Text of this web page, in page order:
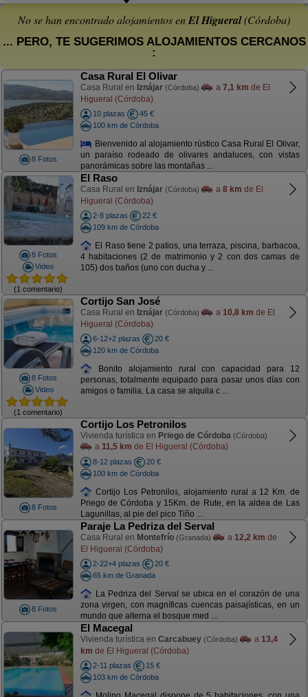
No se han encontrado alojamientos enEl Higueral(Córdoba)
... PERO, TE SUGERIMOS ALOJAMIENTOS CERCANOS
:
8 Fotos
Casa Rural El Olivar
Casa Rural en Iznájar (Córdoba) a 7,1 km de El
Higueral (Córdoba)
10 plazas
45 €
100 km de Córdoba
Bienvenido al alojamiento rústico Casa Rural El Olivar,
un paraíso rodeado de olivares andaluces, con vistas
panorámicas sobre las montañas ...
8 Fotos
Video
(1 comentario)
El Raso
Casa Rural en Iznájar (Córdoba) a 8 km de El
Higueral (Córdoba)
2-8 plazas
22 €
109 km de Córdoba
El Raso tiene 2 patios, una terraza, piscina, barbacoa,
4 habitaciones (2 de matrimonio y 2 con dos camas de
105) dos baños (uno con ducha y ...
8 Fotos
Video
(1 comentario)
Cortijo San José
Casa Rural en Iznájar (Córdoba) a 10,8 km de El
Higueral (Córdoba)
6-12+2 plazas
20 €
120 km de Córdoba
Bonito alojamiento rural con capacidad para 12
personas, totalmente equipado para pasar unos días con
amigos o familia. La casa se alquila c ...
8 Fotos
Cortijo Los Petronilos
Vivienda turística en Priego de Córdoba (Córdoba)
a 11,5 km de El Higueral (Córdoba)
8-12 plazas
20 €
100 km de Córdoba
Cortijo Los Petronilos, alojamiento rural a 12 Km. de
Priego de Córdoba y 15Km. de Rute, en la aldea de Las
Lagunillas, al pie del pico Tiño ...
8 Fotos
Paraje La Pedriza del Serval
Casa Rural en Montefrío (Granada) a 12,2 km de
El Higueral (Córdoba)
2-22+4 plazas
20 €
65 km de Granada
La Pedriza del Serval se ubica en el corazón de una
zona virgen, con magníficas cuencas paisajísticas, en un
mundo que alterna el bosque med ...
El Macegal
Vivienda turística en Carcabuey (Córdoba) a 13,4
km de El Higueral (Córdoba)
2-11 plazas
15 €
103 km de Córdoba